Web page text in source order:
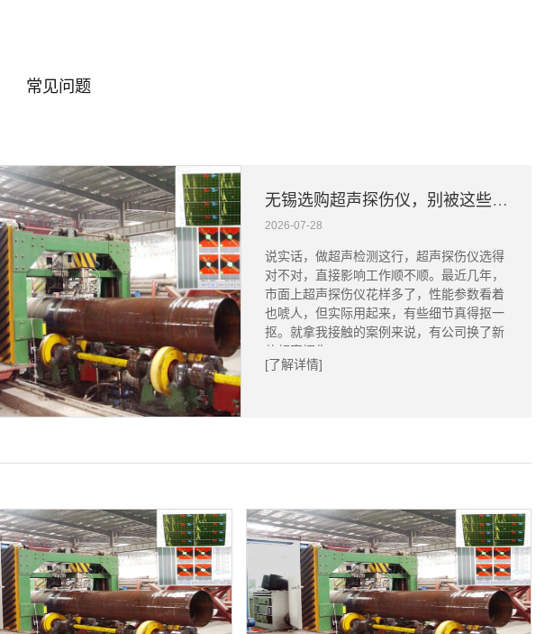
常见问题
无锡选购超声探伤仪，别被这些细节坑了
2026-07-28
说实话，做超声检测这行，超声探伤仪选得
对不对，直接影响工作顺不顺。最近几年，
市面上超声探伤仪花样多了，性能参数看着
也唬人，但实际用起来，有些细节真得抠一
抠。就拿我接触的案例来说，有公司换了新
款超声探伤...
[了解详情]